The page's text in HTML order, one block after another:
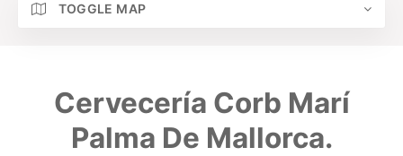
TOGGLE MAP
Cervecería Corb Marí
Palma De Mallorca.